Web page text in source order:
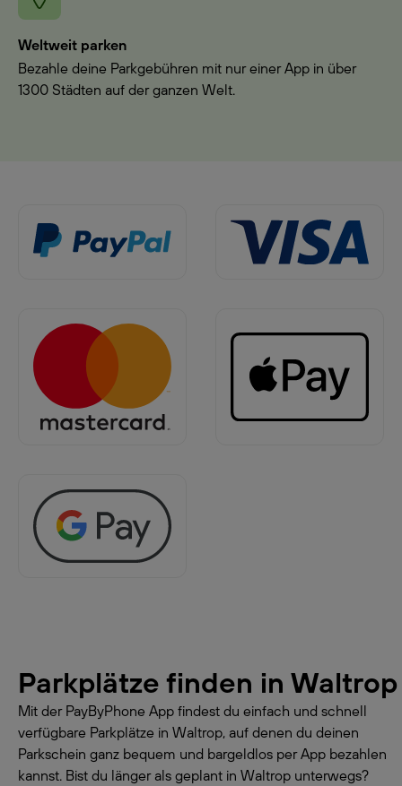
Weltweit parken
Bezahle deine Parkgebühren mit nur einer App in über
1300 Städten auf der ganzen Welt.
Parkplätze finden in Waltrop
Mit der PayByPhone App findest du einfach und schnell
verfügbare Parkplätze in Waltrop, auf denen du deinen
Parkschein ganz bequem und bargeldlos per App bezahlen
kannst. Bist du länger als geplant in Waltrop unterwegs?